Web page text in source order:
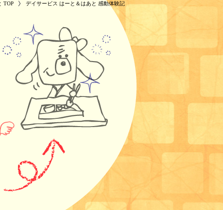
TOP デイサービス はーと＆はあと 感動体験記